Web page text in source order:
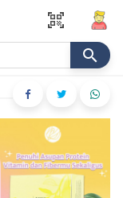
qr_code_scanner
search